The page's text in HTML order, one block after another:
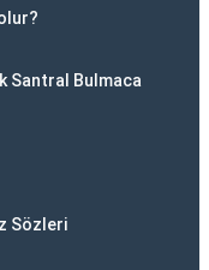
Santral Bulmaca
Sözleri